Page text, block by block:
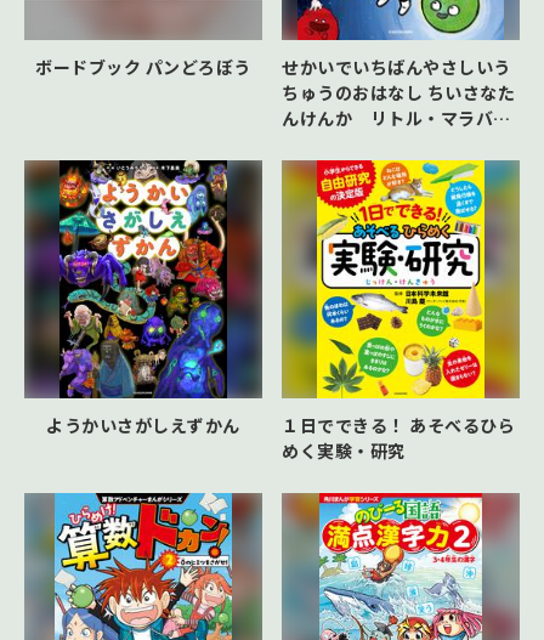
ボードブック パンどろぼう
せかいでいちばんやさしいう
ちゅうのおはなし ちいさなた
んけんか リトル・マラバー
ようかいさがしえずかん
１日でできる！ あそべるひら
めく実験・研究